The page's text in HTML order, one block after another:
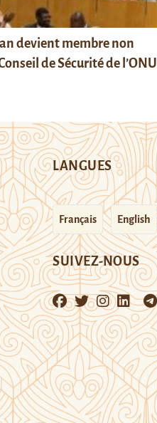
devient membre non
de Sécurité de l’ONU
LANGUES
Français English
SUIVEZ-NOUS